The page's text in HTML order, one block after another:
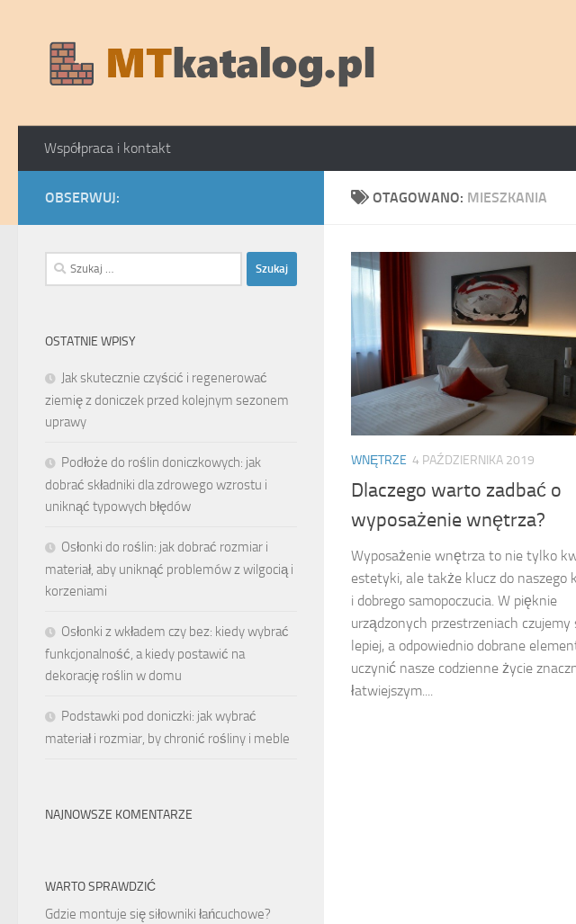
Współpraca i kontakt
OTAGOWANO: MIESZKANIA
WNĘTRZE 4 PAŹDZIERNIKA 2019
Dlaczego warto zadbać o
wyposażenie wnętrza?
Wyposażenie wnętrza to nie tylko
estetyki, ale także klucz do naszego
i dobrego samopoczucia. W pięknie
urządzonych przestrzeniach czujemy
lepiej, a odpowiednio dobrane
uczynić nasze codzienne życie
łatwiejszym....
OBSERWUJ:
Szukaj:
OSTATNIE WPISY
Jak skutecznie czyścić i regenerować
ziemię z doniczek przed kolejnym sezonem
uprawy
Podłoże do roślin doniczkowych: jak
dobrać składniki dla zdrowego wzrostu i
uniknąć typowych błędów
Osłonki do roślin: jak dobrać rozmiar i
materiał, aby uniknąć problemów z wilgocią i
korzeniami
Osłonki z wkładem czy bez: kiedy wybrać
funkcjonalność, a kiedy postawić na
dekorację roślin w domu
Podstawki pod doniczki: jak wybrać
materiał i rozmiar, by chronić rośliny i meble
NAJNOWSZE KOMENTARZE
WARTO SPRAWDZIĆ
Gdzie montuje się siłowniki łańcuchowe?